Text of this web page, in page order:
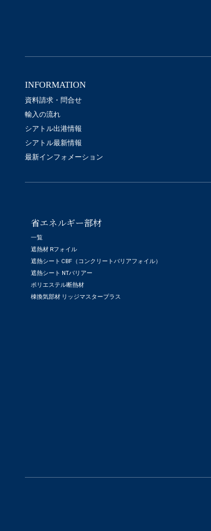
INFORMATION
資料請求・問合せ
輸入の流れ
シアトル出港情報
シアトル最新情報
最新インフォメーション
省エネルギー部材
一覧
遮熱材 Rフォイル
遮熱シート CBF（コンクリートバリアフォイル）
遮熱シート NTバリアー
ポリエステル断熱材
棟換気部材 リッジマスタープラス